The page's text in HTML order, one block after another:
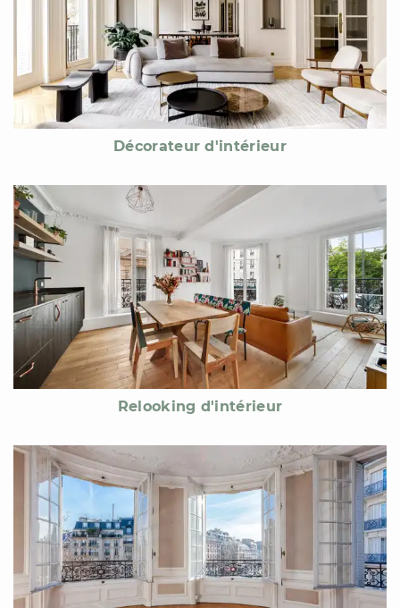
Décorateur d'intérieur
Relooking d'intérieur